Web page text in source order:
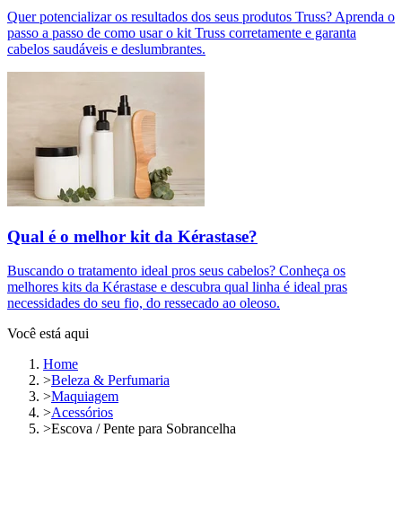
Quer potencializar os resultados dos seus produtos Truss? Aprenda o
passo a passo de como usar o kit Truss corretamente e garanta
cabelos saudáveis e deslumbrantes.
Qual é o melhor kit da Kérastase?
Buscando o tratamento ideal pros seus cabelos? Conheça os
melhores kits da Kérastase e descubra qual linha é ideal pras
necessidades do seu fio, do ressecado ao oleoso.
Você está aqui
Home
>Beleza & Perfumaria
>Maquiagem
>Acessórios
>Escova / Pente para Sobrancelha